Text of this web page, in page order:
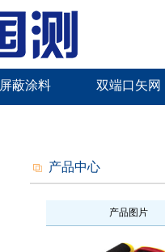
屏蔽涂料 双端口矢网
产品中心
产品图片